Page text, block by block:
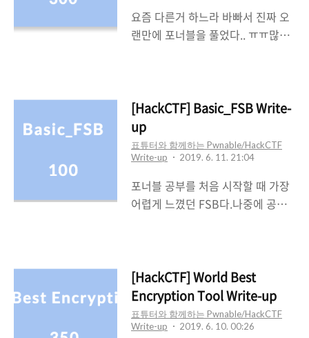
Overwrite가 가능하다는 것을 알
수 있었다. 우선 바이너리를 실행시
켜보겠다.특정한 문자열이 출력되고
fgets함수 즉, 사용자로부터 입력을
받는 부분에서버퍼오버플로우를 일
으킬 수 있는 취약점이 있다는 것을
알 수 있다. 조금 더 자세히 들여다보
기보다훨씬 큰 0x100을 입력할 수 ..
요즘 다른거 하느라 바빠서 진짜 오
랜만에 포너블을 풀었다.. ㅠㅠ많이
과 Unexploitable #2 라는 문제이
다.두 문제가 같은 방식으로 풀리므
로 한 번에 진행하도록 하겠다.기준
은 Unexploitable #1을 기준으로
설명을 진행하도록 하겠다. 음.. 푸는
방법은 쉽게 떠올랐지만 뭔가
gadget을 사용하는 센스가늦게 떠
이며 dynamically linked 방식을
이용하고 있다. Mitigation의 경우
NX bit만 걸려있어서 .data, stack,
heap 영역에실행권한이 없고
[HackCTF] Basic_FSB Write-
up
표튜터와 함께하는 Pwnable/HackCTF
Write-up
2019. 6. 11. 21:04
포너블 공부를 처음 시작할 때 가장
어렵게 느꼈던 FSB다.나중에 공부
32bit Binary에서 진행된다. 고맙게
도 아무런 Mitigation도 걸려있지
않다. ASLR은 아직 모르겠다.(아마
걸려있을 것 같다)Partial RELRO이
[HackCTF] World Best
Encryption Tool Write-up
표튜터와 함께하는 Pwnable/HackCTF
Write-up
2019. 6. 10. 00:26